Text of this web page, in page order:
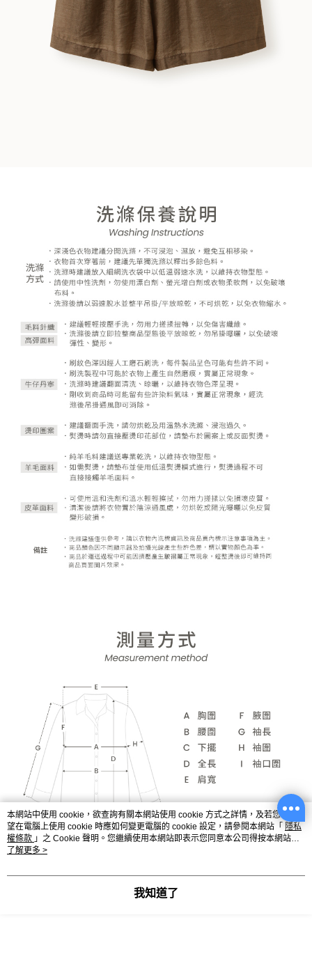
本網站中使用 cookie，欲查詢有關本網站使用 cookie 方式之詳情，及若您不希
望在電腦上使用 cookie 時應如何變更電腦的 cookie 設定，請參閱本網站「 隱私
權條款 」之 Cookie 聲明。您繼續使用本網站即表示您同意本公司得按本網站使
用條款之 Cookie 聲明使用 cookie。
了解更多 >
我知道了